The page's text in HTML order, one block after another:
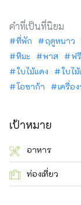
คำที่เป็นที่นิยม
ที่พัก ฤดูหนาว
หิมะ
พาส ฟ
ใบไม้แดง
ใบไ
โอซาก้า
เครื่อ
เป้าหมาย
อาหาร
ท่องเที่ยว